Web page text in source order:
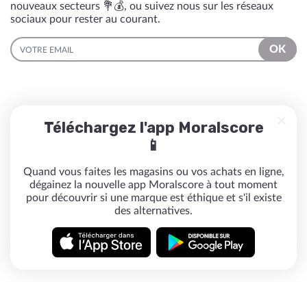
nouveaux secteurs 💐💰, ou suivez nous sur les réseaux
sociaux pour rester au courant.
EMAIL
OK
Téléchargez l'app Moralscore
📱
Quand vous faites les magasins ou vos achats en ligne,
dégainez la nouvelle app Moralscore à tout moment
pour découvrir si une marque est éthique et s'il existe
des alternatives.